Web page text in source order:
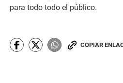
para todo todo el público.
COPIAR